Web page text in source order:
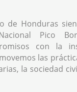
de Honduras
Pico
con la
las
la sociedad